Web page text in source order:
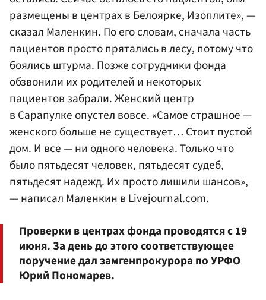
размещены в центрах в Белоярке, Изоплите», —
сказал Маленкин. По его словам, сначала часть
пациентов просто прятались в лесу, потому что
боялись штурма. Позже сотрудники фонда
обзвонили их родителей и некоторых
пациентов забрали. Женский центр
в Сарапулке опустел вовсе. «Самое страшное —
женского больше не существует… Стоит пустой
дом. И все — ни одного человека. Только что
было пятьдесят человек, пятьдесят судеб,
пятьдесят надежд. Их просто лишили шансов»,
— написал Маленкин в Livejournal.com.
Проверки в центрах фонда проводятся с 19
июня. За день до этого соответствующее
поручение дал замгенпрокурора по УРФО
Юрий Пономарев.